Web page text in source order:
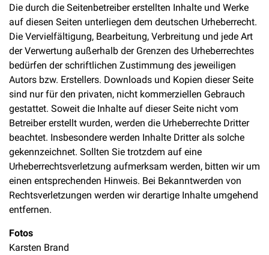
Die durch die Seitenbetreiber erstellten Inhalte und Werke
auf diesen Seiten unterliegen dem deutschen Urheberrecht.
Die Vervielfältigung, Bearbeitung, Verbreitung und jede Art
der Verwertung außerhalb der Grenzen des Urheberrechtes
bedürfen der schriftlichen Zustimmung des jeweiligen
Autors bzw. Erstellers. Downloads und Kopien dieser Seite
sind nur für den privaten, nicht kommerziellen Gebrauch
gestattet. Soweit die Inhalte auf dieser Seite nicht vom
Betreiber erstellt wurden, werden die Urheberrechte Dritter
beachtet. Insbesondere werden Inhalte Dritter als solche
gekennzeichnet. Sollten Sie trotzdem auf eine
Urheberrechtsverletzung aufmerksam werden, bitten wir um
einen entsprechenden Hinweis. Bei Bekanntwerden von
Rechtsverletzungen werden wir derartige Inhalte umgehend
entfernen.
Fotos
Karsten Brand